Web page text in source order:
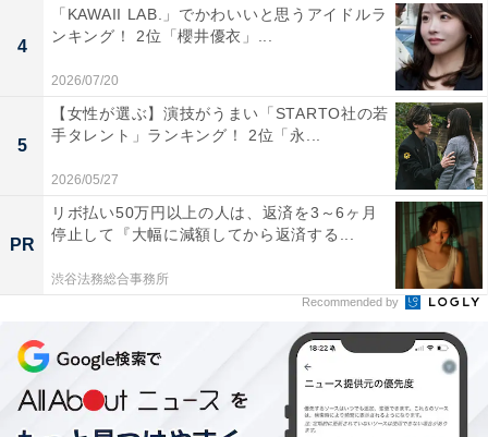
夢洲の万博会場から京都駅までは電車で約1時間、京都
駅から清水寺へはバスでさらに約15〜20分です。車の場
合は約1時間30分ほどでアクセスできます。駅周辺の宿
泊施設からも行きやすく、観光にぴったりのロケーショ
ンです。
回答者からは「京都を代表する観光名所で、その清水の
舞台から望む京都市街の絶景は必見だからです」（60代
女性／愛知県）、「京都を代表する世界遺産で、舞台か
ら見渡す京都の景色は圧巻だから」（40代男性／静岡
県）、「京都を代表する観光地の一つで、修学旅行以来
もう一度行ってみたいと思っていた場所だから」（30代
男性／富山県）といった声が集まりました。
4
「KAWAII LAB.」でかわいいと思うアイドルラ
ンキング！ 2位「櫻井優衣」...
2026/07/20
5
【女性が選ぶ】演技がうまい「STARTO社の若
手タレント」ランキング！ 2位「永...
2026/05/27
PR
リボ払い50万円以上の人は、返済を3～6ヶ月
停止して『大幅に減額してから返済する...
渋谷法務総合事務所
Recommended by